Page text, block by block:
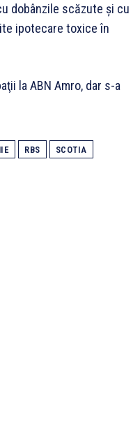
dobânzile scăzute şi cu
ipotecare toxice în
la ABN Amro, dar s-a
RBS
SCOTIA